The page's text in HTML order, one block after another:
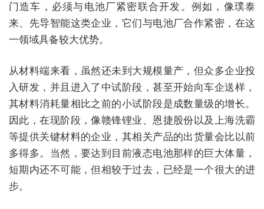
门造车，必须与电池厂紧密联合开发。例如，像璞泰
来、先导智能这类企业，它们与电池厂合作紧密，在这
一领域具备较大优势。
从材料端来看，虽然还未到大规模量产，但众多企业投
入研发，并且进入了中试阶段，甚至开始向车企送样，
其材料消耗量相比之前的小试阶段是成数量级的增长。
因此，在现阶段，像赣锋锂业、恩捷股份以及上海洗霸
等提供关键材料的企业，其相关产品的出货量会比以前
多得多。当然，要达到目前液态电池那样的巨大体量，
短期内还不可能，但相较于过去，已经是一个很大的进
步。